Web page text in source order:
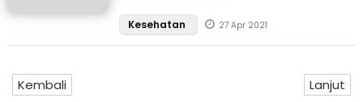
Kesehatan 27 Apr 2021
Kembali Lanjut